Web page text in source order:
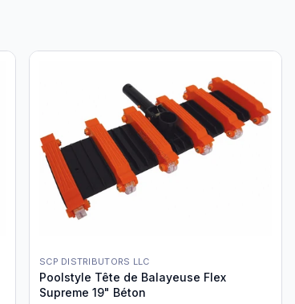
SCP DISTRIBUTORS LLC
Poolstyle Tête de Balayeuse Flex
Supreme 19" Béton